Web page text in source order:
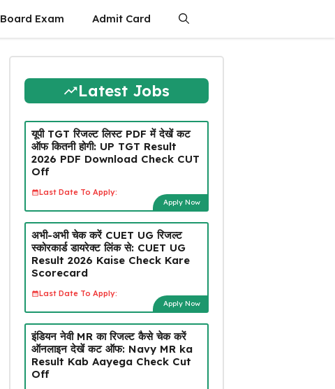
Board Exam Admit Card
Latest Jobs
यूपी TGT रिजल्ट लिस्ट PDF में देखें कट
ऑफ कितनी होगी: UP TGT Result
2026 PDF Download Check CUT
Off
Last Date To Apply:
Apply Now
अभी-अभी चेक करें CUET UG रिजल्ट
स्कोरकार्ड डायरेक्ट लिंक से: CUET UG
Result 2026 Kaise Check Kare
Scorecard
Last Date To Apply:
Apply Now
इंडियन नेवी MR का रिजल्ट कैसे चेक करें
ऑनलाइन देखें कट ऑफ: Navy MR ka
Result Kab Aayega Check Cut
Off